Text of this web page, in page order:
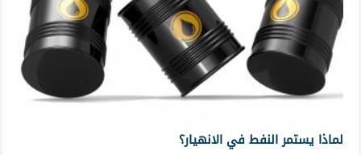
لماذا يستمر النفط في الانهيار؟